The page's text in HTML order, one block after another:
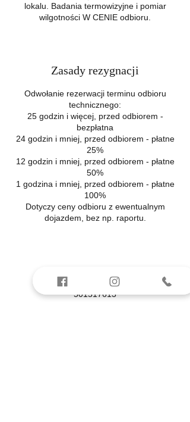
lokalu. Badania termowizyjne i pomiar
wilgotności W CENIE odbioru.
Zasady rezygnacji
Odwołanie rezerwacji terminu odbioru
technicznego:
25 godzin i więcej, przed odbiorem -
bezpłatna
24 godzin i mniej, przed odbiorem - płatne
25%
12 godzin i mniej, przed odbiorem - płatne
50%
1 godzina i mniej, przed odbiorem - płatne
100%
Dotyczy ceny odbioru z ewentualnym
dojazdem, bez np. raportu.
501517613